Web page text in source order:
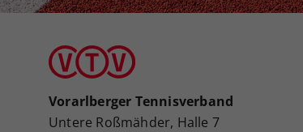
Vorarlberger Tennisverband
Untere Roßmähder, Halle 7